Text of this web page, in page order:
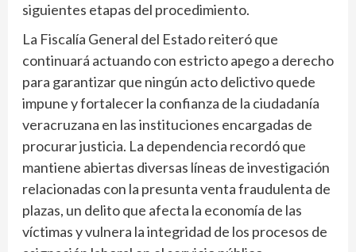
siguientes etapas del procedimiento.
La Fiscalía General del Estado reiteró que
continuará actuando con estricto apego a derecho
para garantizar que ningún acto delictivo quede
impune y fortalecer la confianza de la ciudadanía
veracruzana en las instituciones encargadas de
procurar justicia. La dependencia recordó que
mantiene abiertas diversas líneas de investigación
relacionadas con la presunta venta fraudulenta de
plazas, un delito que afecta la economía de las
víctimas y vulnera la integridad de los procesos de